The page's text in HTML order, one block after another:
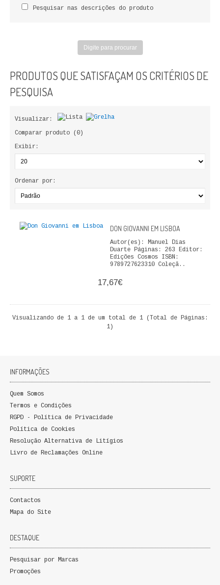
DIREITO
COSMOS DIREITO
ECONOMIA, GESTÃO, CONTABILIDADE
ANÁLISE DA ACÇÃO EDUCATIVA
COLEÇÃO PONTO DE INTERROGAÇÃO
COLEÇÃO PONTO E VÍRGULA
HISTÓRIA DE PORTUGAL
FICÇÃO E ROMANCE
LABIRINTOS DE EROS
NOVA BIBLIOTECA COSMOS
POESIA E TEATRO
OUTROS TEMAS
Pesquisar nas descrições do produto
PRODUTOS QUE SATISFAÇAM OS CRITÉRIOS DE
PESQUISA
Visualizar:
Comparar produto (0)
Exibir:
Ordenar por:
DON GIOVANNI EM LISBOA
Autor(es): Manuel Dias
Duarte Páginas: 263 Editor:
Edições Cosmos ISBN:
9789727623310 Coleçã..
17,67€
Visualizando de 1 a 1 de um total de 1 (Total de Páginas:
1)
INFORMAÇÕES
Quem Somos
Termos e Condições
RGPD - Política de Privacidade
Política de Cookies
Resolução Alternativa de Litígios
Livro de Reclamações Online
SUPORTE
Contactos
Mapa do Site
DESTAQUE
Pesquisar por Marcas
Promoções